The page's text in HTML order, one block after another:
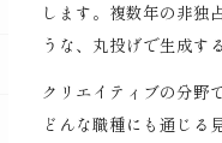
します。複数年の非独
うな、丸投げで生成す
クリエイティブの分野
どんな職種にも通じる